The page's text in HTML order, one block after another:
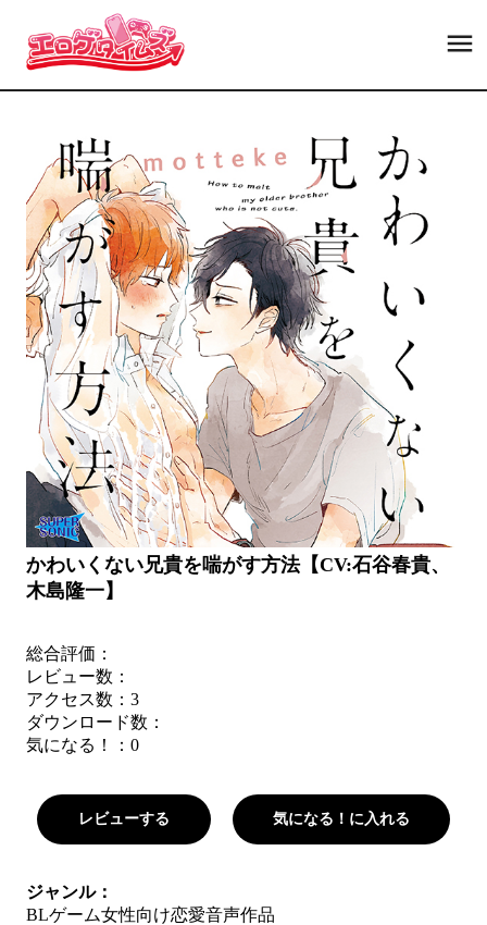
かわいくない兄貴を喘がす方法【CV:石谷春貴、
木島隆一】
総合評価：
レビュー数：
アクセス数：3
ダウンロード数：
気になる！： 0
レビューする 気になる！に入れる
ジャンル：
BLゲーム女性向け恋愛音声作品